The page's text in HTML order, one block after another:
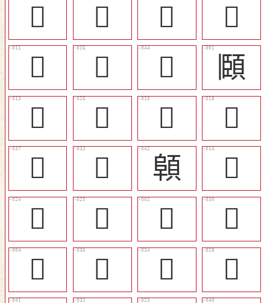
󶧲
󶨆 󶧾
󶧶
󶧵
󶧺 󶨏
頥
󶧷
󶨂 󶧴
󶧻
󶨋
󶨈 顊
󶧸
󶨀
󶨁 𩠛
󶨅
󶧱
󶨊 󶨉
󶨃